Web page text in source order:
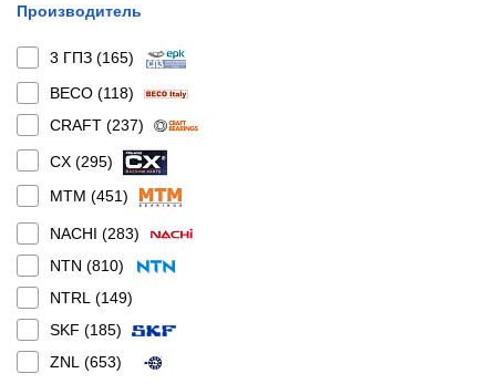
Производитель
3 ГПЗ (165)
BECO (118)
CRAFT (237)
CX (295)
MTM (451)
NACHI (283)
NTN (810)
NTRL (149)
SKF (185)
ZNL (653)